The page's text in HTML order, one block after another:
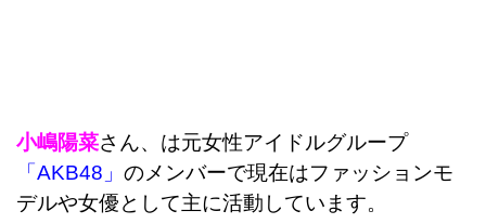
小嶋陽菜さん、は元女性アイドルグループ
「AKB48」 のメンバーで現在はファッションモ
デルや女優として主に活動しています。